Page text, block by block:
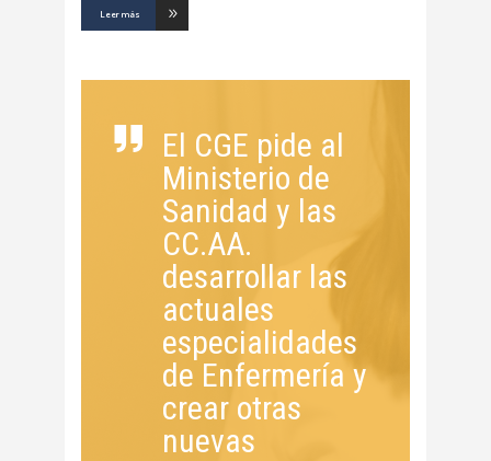
Leer más
El CGE pide al
Ministerio de
Sanidad y las
CC.AA.
desarrollar las
actuales
especialidades
de Enfermería y
crear otras
nuevas